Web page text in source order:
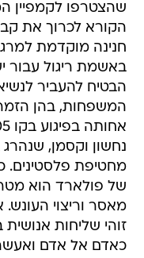
שהצטרפו לקמפיין
הקורא לכרוך את
חנינה מוקדמת
הבטיח להעביר
המשפחות, בהן
נחשון וקסמן,
מחטיפת פלסטינים.
מאסר וריצוי
זוהי שליחות
כאדם אל אדם ואעשה